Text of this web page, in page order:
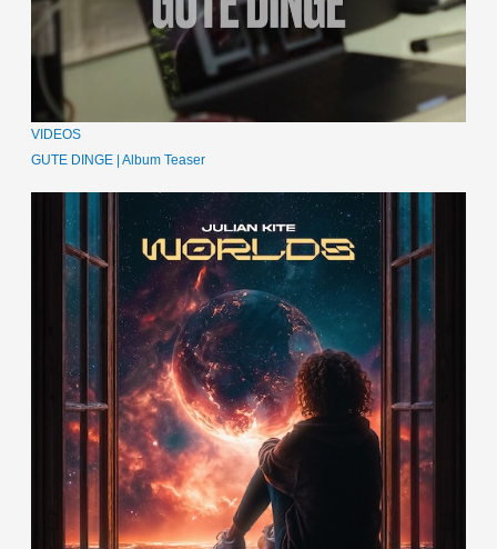
VIDEOS
GUTE DINGE | Album Teaser